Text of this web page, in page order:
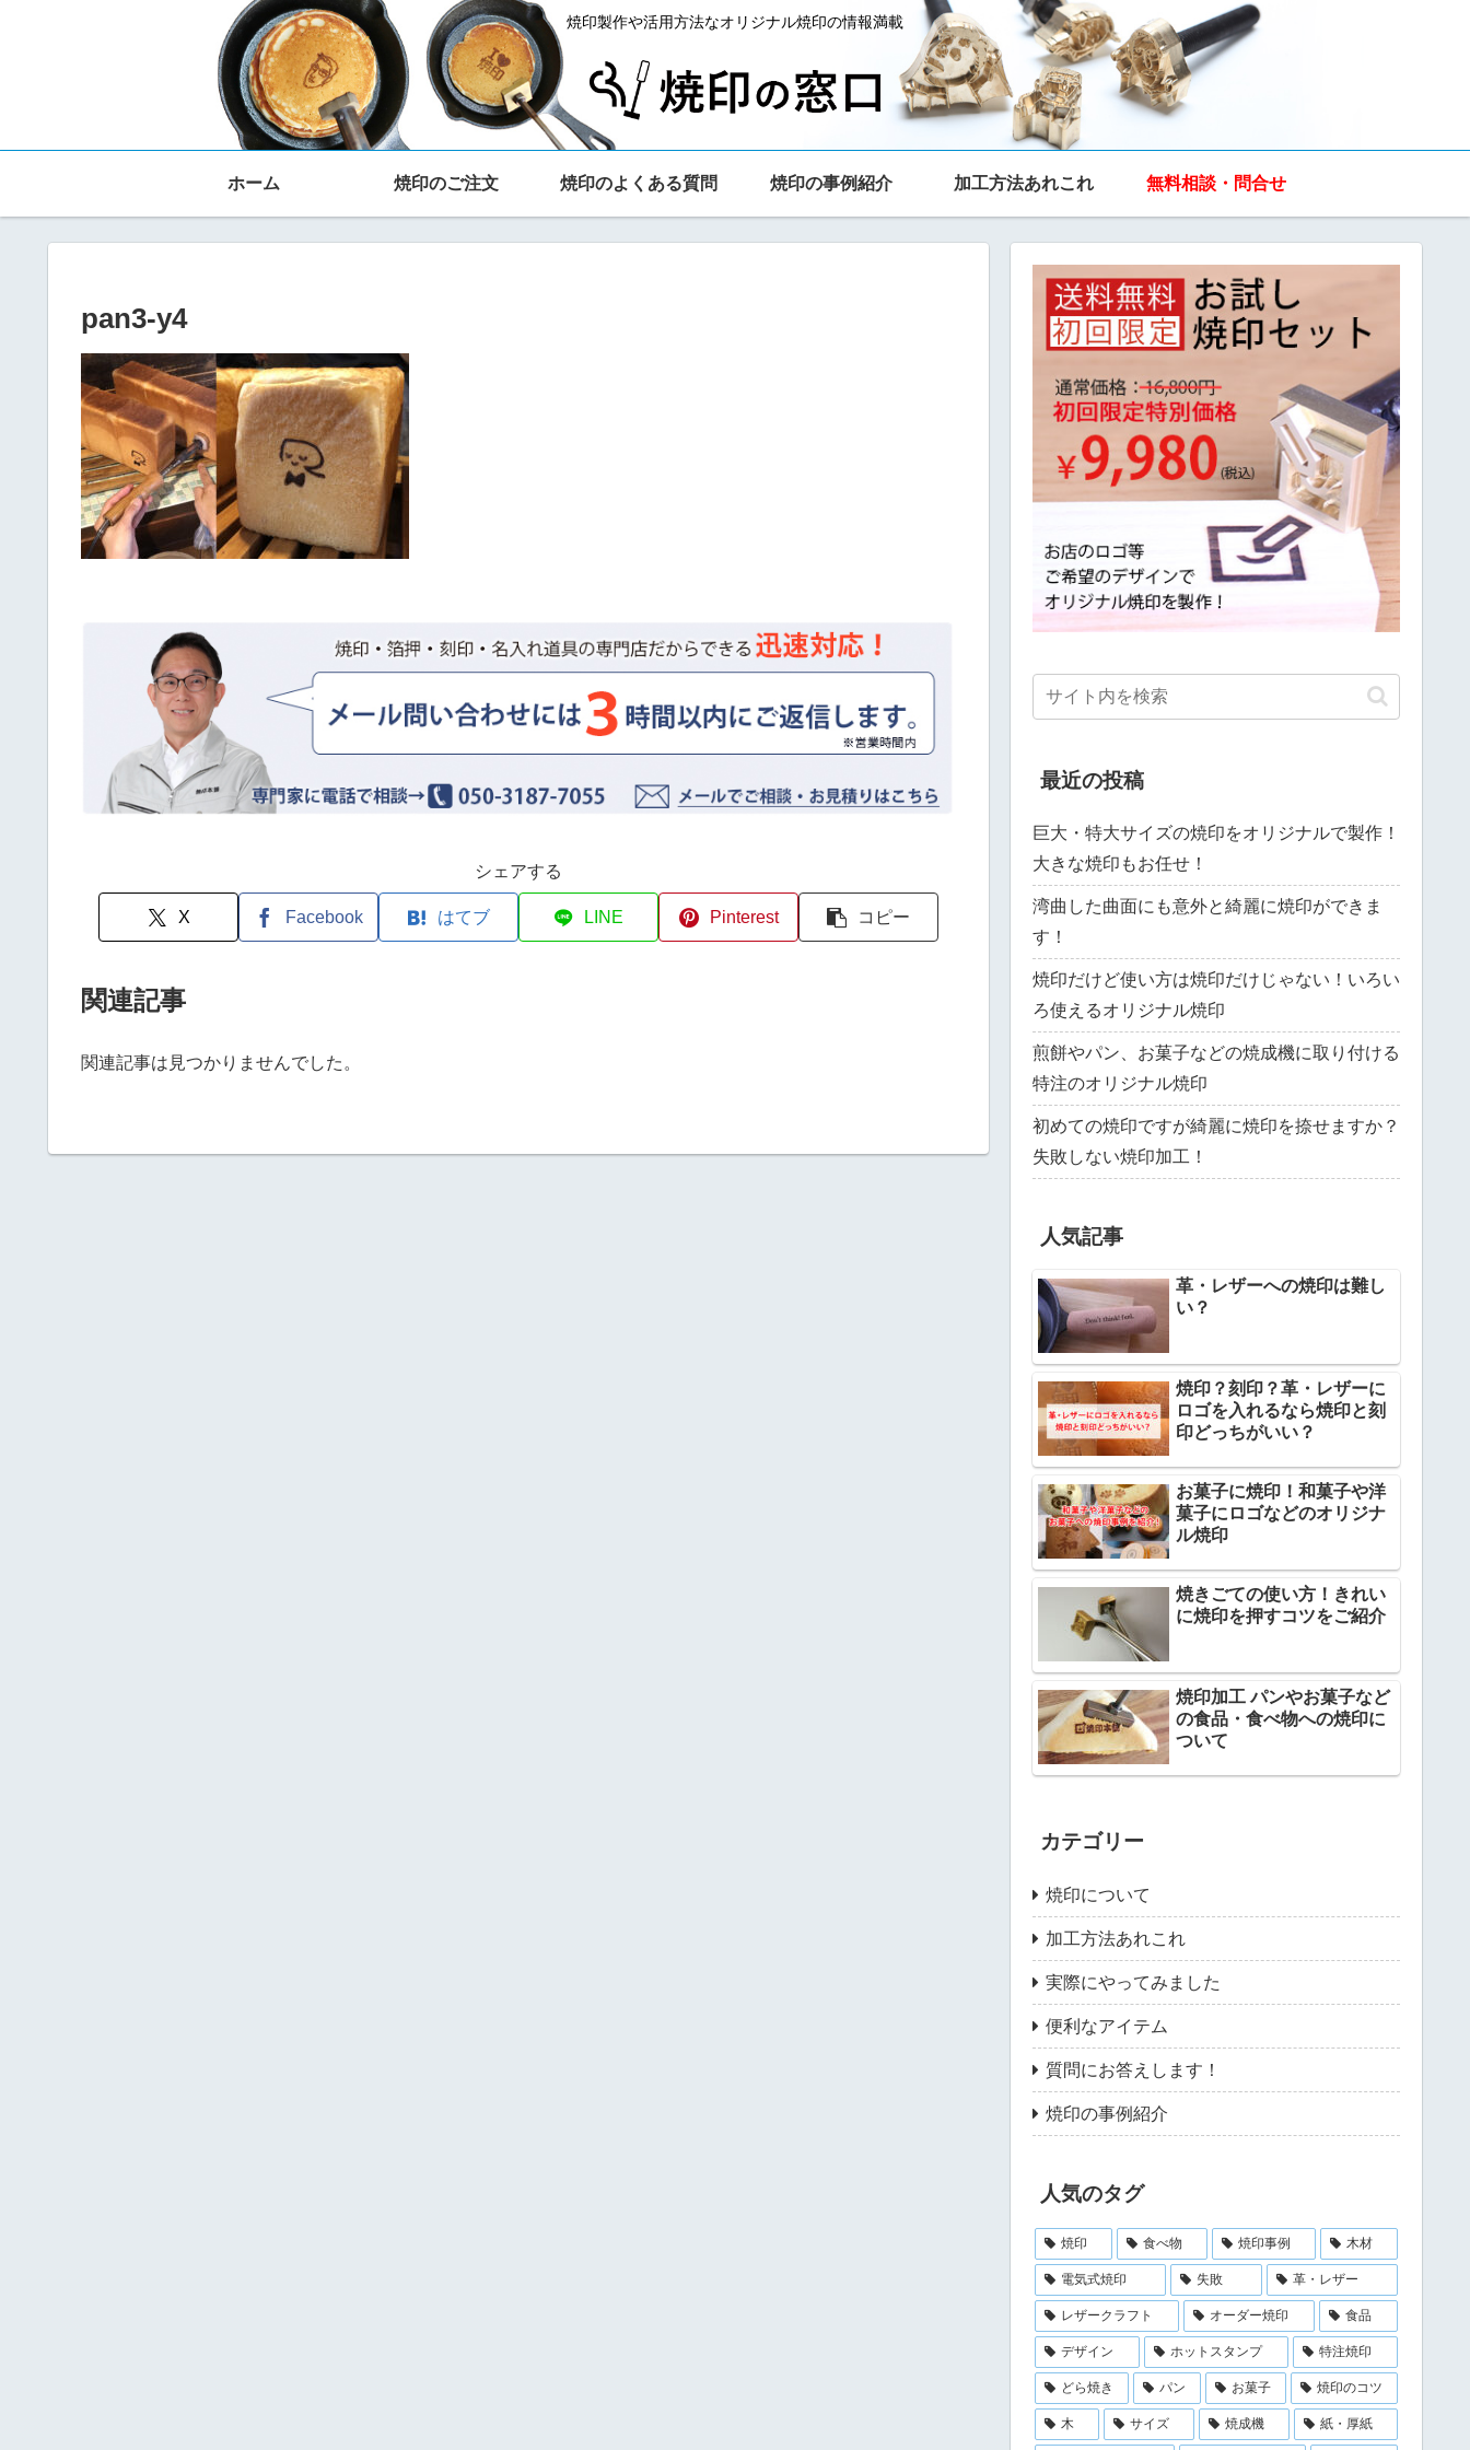
焼印製作や活用方法なオリジナル焼印の情報満載
ホーム 焼印のご注文 焼印のよくある質問 焼印の事例紹介 加工方法あれこれ 無料相談・問合せ
pan3-y4
シェアする
X Facebook はてブ LINE Pinterest コピー
関連記事
関連記事は見つかりませんでした。
最近の投稿
巨大・特大サイズの焼印をオリジナルで製作！
大きな焼印もお任せ！
湾曲した曲面にも意外と綺麗に焼印ができま
す！
焼印だけど使い方は焼印だけじゃない！いろい
ろ使えるオリジナル焼印
煎餅やパン、お菓子などの焼成機に取り付ける
特注のオリジナル焼印
初めての焼印ですが綺麗に焼印を捺せますか？
失敗しない焼印加工！
人気記事
革・レザーへの焼印は難し
い？
焼印？刻印？革・レザーに
ロゴを入れるなら焼印と刻
印どっちがいい？
お菓子に焼印！和菓子や洋
菓子にロゴなどのオリジナ
ル焼印
焼きごての使い方！きれい
に焼印を押すコツをご紹介
焼印加工 パンやお菓子など
の食品・食べ物への焼印に
ついて
カテゴリー
焼印について
加工方法あれこれ
実際にやってみました
便利なアイテム
質問にお答えします！
焼印の事例紹介
人気のタグ
焼印 食べ物 焼印事例 木材
電気式焼印 失敗 革・レザー
レザークラフト オーダー焼印 食品
デザイン ホットスタンプ 特注焼印
どら焼き パン お菓子 焼印のコツ
木 サイズ 焼成機 紙・厚紙